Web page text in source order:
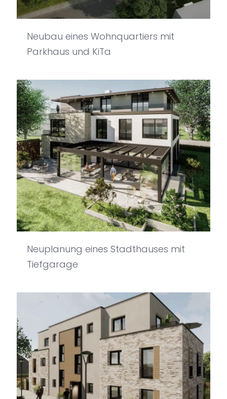
Neubau eines Wohnquartiers mit
Parkhaus und KiTa
Neuplanung eines Stadthauses mit
Tiefgarage